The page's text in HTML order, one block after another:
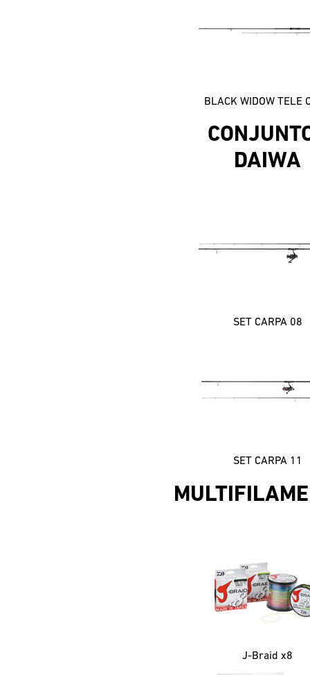
BLACK WIDOW TELE
DAIWA
SET CARPA 08
SET CARPA 11
J-Braid x8